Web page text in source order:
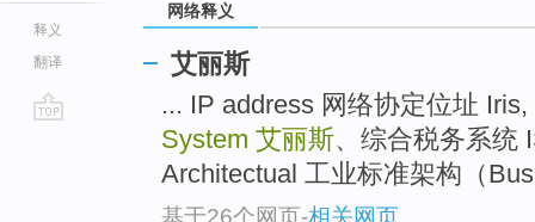
释义
翻译
网络释义
艾丽斯
... IP address 网络协定位址 Iris,
System 艾丽斯、综合税务系统
Architectual 工业标准架构（
基于26个网页-相关网页